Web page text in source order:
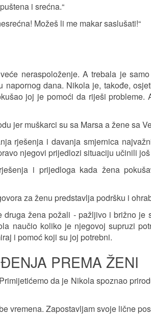
i srećna.“
Možeš li me makar saslušati!“
neraspoloženje. A trebala je
dana. Nikola je, takođe,
joj je pomoći da riješi probleme.
jer muškarci su sa Marsa a žene sa
rješenja i davanja smjernica
njegovi prijedlozi situaciju učinili
i prijedloga kada žena
za ženu predstavlja podršku i
žena požali - pažljivo i brižno je
naučio koliko je njegovoj supruzi
i pomoć koji su joj potrebni.
PREMA ŽENI
da je Nikola spoznao
vremena. Zapostavljam svoje lične